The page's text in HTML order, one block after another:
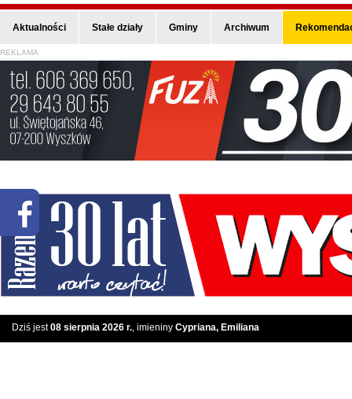
Aktualności Stałe działy Gminy Archiwum
REKLAMA
Dziś jest08 sierpnia 2026 r., imieniny Cypriana, Emiliana